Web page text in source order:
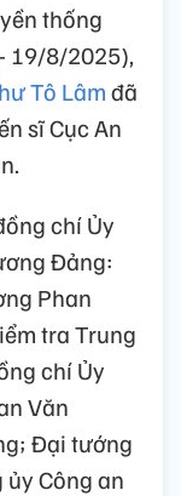
thống
19/8/2025),
Tô Lâmđã
sĩ Cục An
chí Ủy
Đảng:
Phan
tra Trung
chí Ủy
Văn
Đại tướng
Công an